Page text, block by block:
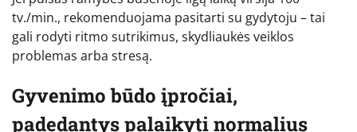
tv./min., rekomenduojama pasitarti su gydytoju – tai
gali rodyti ritmo sutrikimus, skydliaukės veiklos
problemas arba stresą.
Gyvenimo būdo įpročiai,
padedantys palaikyti normalius